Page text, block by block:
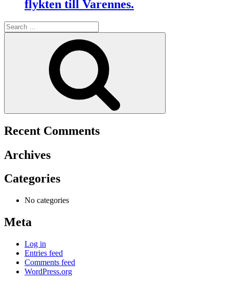
flykten till Varennes.
Search
for:
Recent Comments
Archives
Categories
No categories
Meta
Log in
Entries feed
Comments feed
WordPress.org